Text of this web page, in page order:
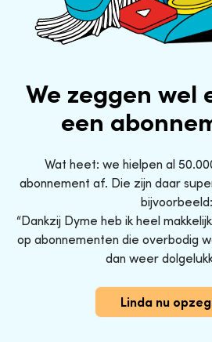
We zeggen wel
een
Wat heet: we hielpen al
abonnement af. Die zijn daar
bijvoorbeeld:
“Dankzij Dyme heb ik heel
op abonnementen die overbodig
dan weer
Linda nu